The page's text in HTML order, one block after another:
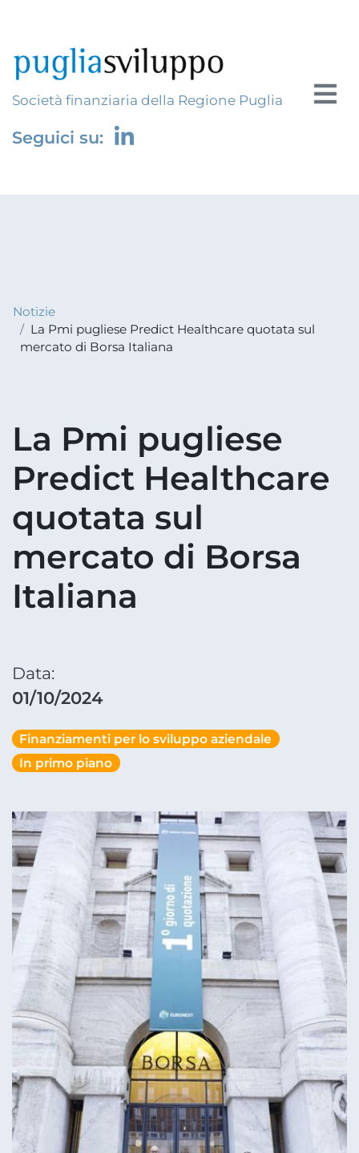
Società finanziaria della Regione Puglia
Seguici su:
Notizie
La Pmi pugliese Predict Healthcare quotata sul
mercato di Borsa Italiana
La Pmi pugliese
Predict Healthcare
quotata sul
mercato di Borsa
Italiana
Data:
01/10/2024
Finanziamenti per lo sviluppo aziendale
In primo piano